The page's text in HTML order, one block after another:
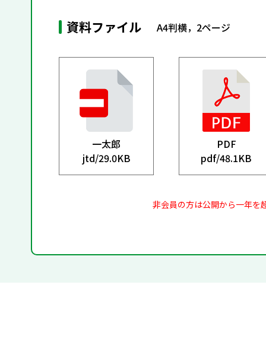
資料ファイル A4判横，2ページ
一太郎
jtd/29.0KB
PDF
pdf/48.1KB
非会員の方は公開から一年を